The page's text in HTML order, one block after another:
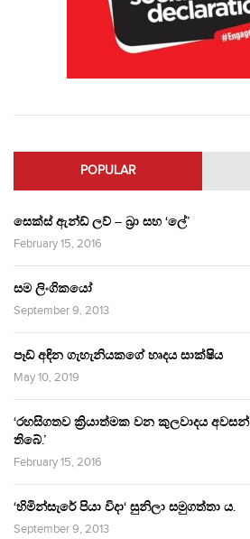
POPULAR
සෙක්ස් ඇන්ඩ් ලව් – බ්‍රා සහ ‘ලේ’
February 15, 2016
සම ලිංගිකයෝ
September 9, 2013
පෑඩ් අඳින ගැහැනියකගේ හෘදය සාක්ෂිය
May 10, 2019
‘රහසිගතව ක්‍රියාත්මක වන කුලවාදය
තිබේ.’
February 15, 2016
‘හිමින්සැරේ පියා විදා‘ සුනිලා සමුගත්තා ය.
September 9, 2013